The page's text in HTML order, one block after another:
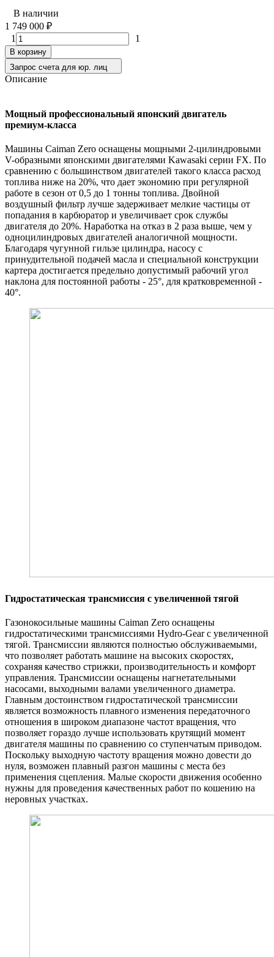
В наличии
1 749 000 ₽
1
1
В корзину
Запрос счета для юр. лиц
Описание
Мощный профессиональный японский двигатель
премиум-класса
Машины Caiman Zero оснащены мощными 2-цилиндровыми
V-образными японскими двигателями Kawasaki серии FX. По
сравнению с большинством двигателей такого класса расход
топлива ниже на 20%, что дает экономию при регулярной
работе в сезон от 0,5 до 1 тонны топлива. Двойной
воздушный фильтр лучше задерживает мелкие частицы от
попадания в карбюратор и увеличивает срок службы
двигателя до 20%. Наработка на отказ в 2 раза выше, чем у
одноцилиндровых двигателей аналогичной мощности.
Благодаря чугунной гильзе цилиндра, насосу с
принудительной подачей масла и специальной конструкции
картера достигается предельно допустимый рабочий угол
наклона для постоянной работы - 25°, для кратковременной -
40°.
Гидростатическая трансмиссия с увеличенной тягой
Газонокосильные машины Caiman Zero оснащены
гидростатическими трансмиссиями Hydro-Gear с увеличенной
тягой. Трансмиссии являются полностью обслуживаемыми,
что позволяет работать машине на высоких скоростях,
сохраняя качество стрижки, производительность и комфорт
управления. Трансмиссии оснащены нагнетательными
насосами, выходными валами увеличенного диаметра.
Главным достоинством гидростатической трансмиссии
является возможность плавного изменения передаточного
отношения в широком диапазоне частот вращения, что
позволяет гораздо лучше использовать крутящий момент
двигателя машины по сравнению со ступенчатым приводом.
Поскольку выходную частоту вращения можно довести до
нуля, возможен плавный разгон машины с места без
применения сцепления. Малые скорости движения особенно
нужны для проведения качественных работ по кошению на
неровных участках.